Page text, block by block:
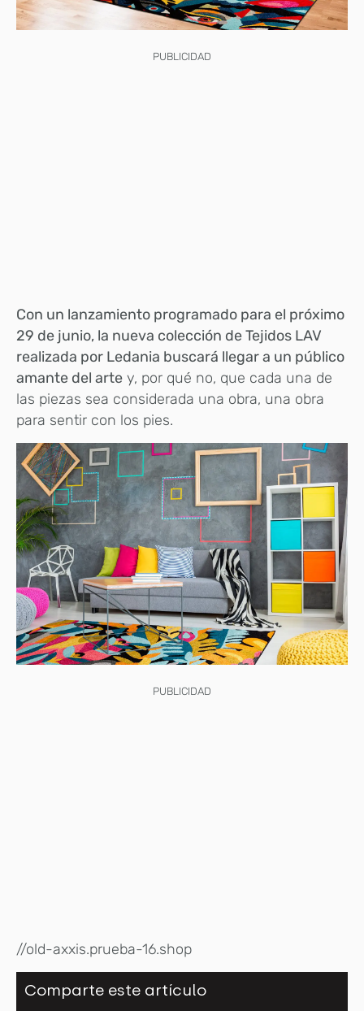
PUBLICIDAD
Con un lanzamiento programado para el próximo
29 de junio, la nueva colección de Tejidos LAV
realizada por Ledania buscará llegar a un público
amante del arte y, por qué no, que cada una de
las piezas sea considerada una obra, una obra
para sentir con los pies.
PUBLICIDAD
//old-axxis.prueba-16.shop
Comparte este artículo